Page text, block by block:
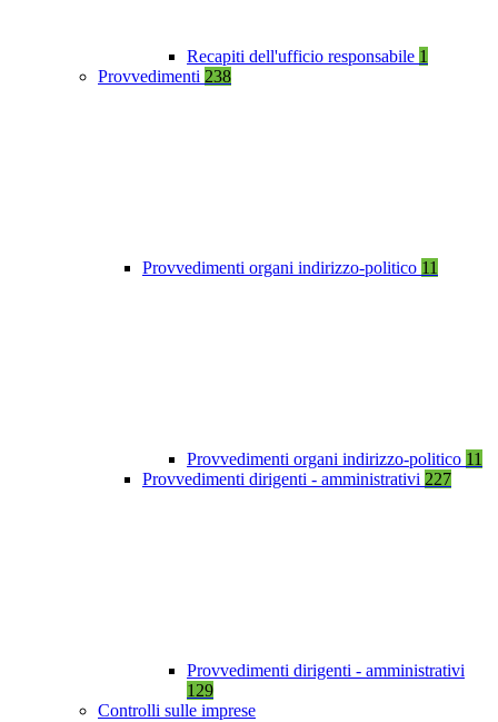
Recapiti dell'ufficio responsabile 1
Provvedimenti 238
Provvedimenti organi indirizzo-politico 11
Provvedimenti organi indirizzo-politico 11
Provvedimenti dirigenti - amministrativi 227
Provvedimenti dirigenti - amministrativi
129
Controlli sulle imprese